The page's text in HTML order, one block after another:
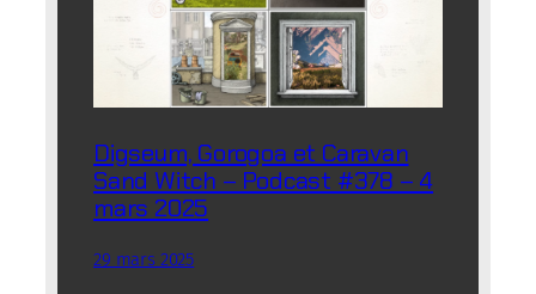
Digseum, Gorogoa et Caravan
Sand Witch – Podcast #378 – 4
mars 2025
29 mars 2025